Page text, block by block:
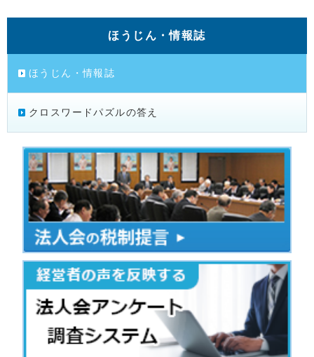
ほうじん・情報誌
ほうじん・情報誌
クロスワードパズルの答え